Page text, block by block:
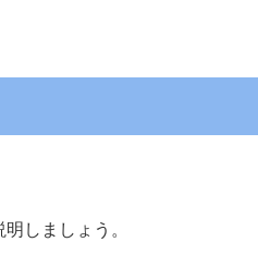
しましょう。